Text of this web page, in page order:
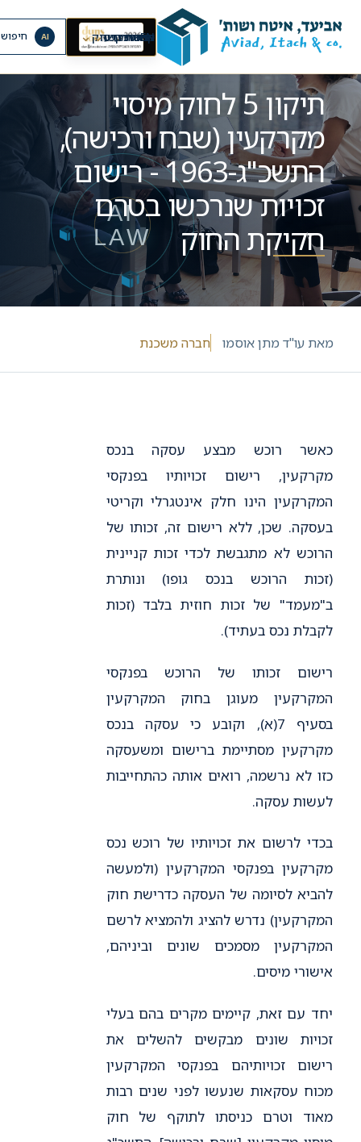
ראשי
אודות⌄
תחומי עיסוק⌄ מרכז מידע⌄ קריירה
יצירת קשר
EN
AI
תיקון 5 לחוק מיסוי
מקרקעין (שבח ורכישה),
התשכ"ג-1963 - רישום
זכויות שנרכשו בטרם
חקיקת החוק
מאת עו"ד מתן אוסמו חברה משכנת
כאשר רוכש מבצע עסקה בנכס
מקרקעין, רישום זכויותיו בפנקסי
המקרקעין הינו חלק אינטגרלי וקריטי
בעסקה. שכן, ללא רישום זה, זכותו של
הרוכש לא מתגבשת לכדי זכות קניינית
(זכות הרוכש בנכס גופו) ונותרת
ב"מעמד" של זכות חוזית בלבד (זכות
לקבלת נכס בעתיד).
רישום זכותו של הרוכש בפנקסי
המקרקעין מעוגן בחוק המקרקעין
בסעיף 7(א), וקובע כי עסקה בנכס
מקרקעין מסתיימת ברישום ומשעסקה
כזו לא נרשמה, רואים אותה כהתחייבות
לעשות עסקה.
בכדי לרשום את זכויותיו של רוכש נכס
מקרקעין בפנקסי המקרקעין (ולמעשה
להביא לסיומה של העסקה כדרישת חוק
המקרקעין) נדרש להציג ולהמציא לרשם
המקרקעין מסמכים שונים וביניהם,
אישורי מיסים.
יחד עם זאת, קיימים מקרים בהם בעלי
זכויות שונים מבקשים להשלים את
רישום זכויותיהם בפנקסי המקרקעין
מכוח עסקאות שנעשו לפני שנים רבות
מאוד וטרם כניסתו לתוקף של חוק